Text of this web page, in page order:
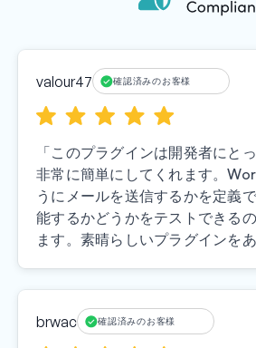
valour47 確認済みのお客様
「このプラグインは開発者にと
非常に簡単にしてくれます。
うにメールを送信するかを定義
能するかどうかをテストできる
ます。素晴らしいプラグインを
brwac 確認済みのお客様